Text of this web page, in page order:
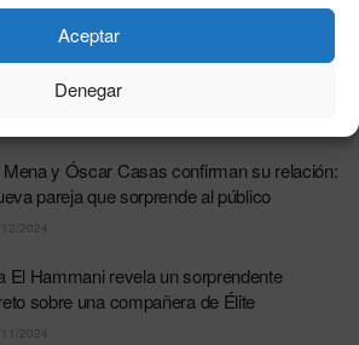
Aceptar
Denegar
el actor mallorquín Francisco San Martín
39 años en Los Ángeles
Mena y Óscar Casas confirman su relación:
pareja que sorprende al público
2024
El Hammani revela un sorprendente
sobre una compañera de Élite
2024